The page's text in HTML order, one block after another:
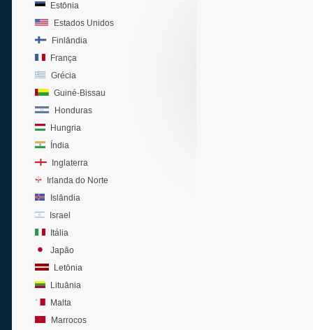
Estônia
Estados Unidos
Finlândia
França
Grécia
Guiné-Bissau
Honduras
Hungria
Índia
Inglaterra
Irlanda do Norte
Islândia
Israel
Itália
Japão
Letônia
Lituânia
Malta
Marrocos